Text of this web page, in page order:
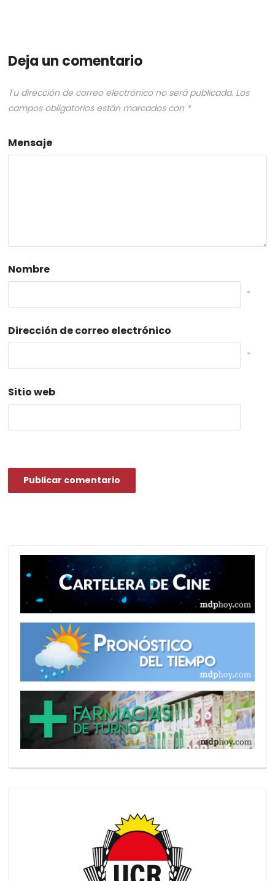
Deja un comentario
Tu dirección de correo electrónico no será publicada. Los
campos obligatorios están marcados con *
Mensaje
Nombre
*
Dirección de correo electrónico
*
Sitio web